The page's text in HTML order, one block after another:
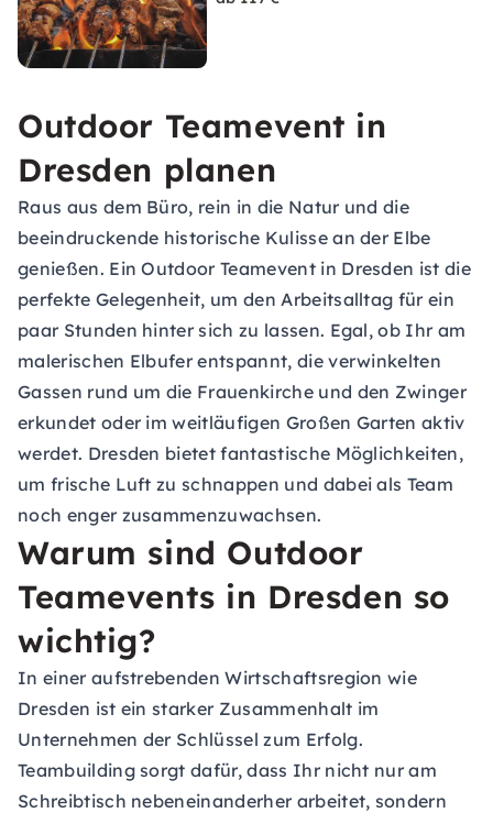
Outdoor Teamevent in
Dresden planen
Raus aus dem Büro, rein in die Natur und die
beeindruckende historische Kulisse an der Elbe
genießen. Ein Outdoor Teamevent in Dresden ist die
perfekte Gelegenheit, um den Arbeitsalltag für ein
paar Stunden hinter sich zu lassen. Egal, ob Ihr am
malerischen Elbufer entspannt, die verwinkelten
Gassen rund um die Frauenkirche und den Zwinger
erkundet oder im weitläufigen Großen Garten aktiv
werdet. Dresden bietet fantastische Möglichkeiten,
um frische Luft zu schnappen und dabei als Team
noch enger zusammenzuwachsen.
Warum sind Outdoor
Teamevents in Dresden so
wichtig?
In einer aufstrebenden Wirtschaftsregion wie
Dresden ist ein starker Zusammenhalt im
Unternehmen der Schlüssel zum Erfolg.
Teambuilding sorgt dafür, dass Ihr nicht nur am
Schreibtisch nebeneinanderher arbeitet, sondern